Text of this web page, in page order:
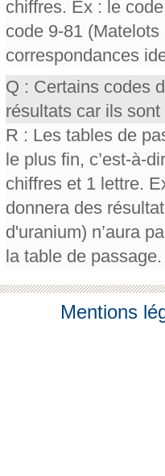
chiffres. Ex : le
code 9-81
correspondances
Q : Certains codes
résultats car ils
R : Les tables de
le plus fin, c’est-à-
chiffres et 1 lettre.
donnera des
d'uranium) n’aura
la table de passage.
Mentions